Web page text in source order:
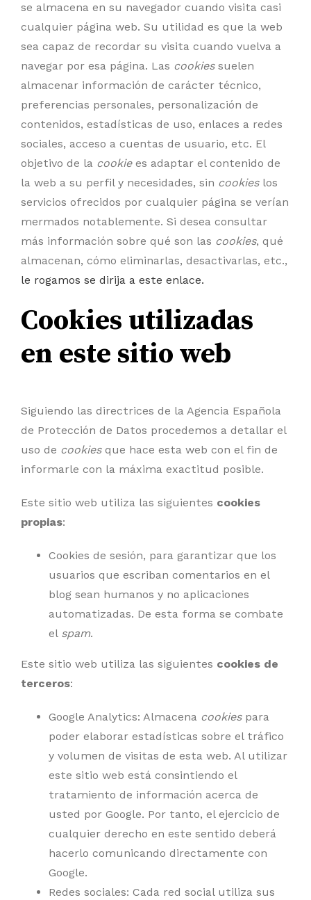
se almacena en su navegador cuando visita casi
cualquier página web. Su utilidad es que la web
sea capaz de recordar su visita cuando vuelva a
navegar por esa página. Las cookiessuelen
almacenar información de carácter técnico,
preferencias personales, personalización de
contenidos, estadísticas de uso, enlaces a redes
sociales, acceso a cuentas de usuario, etc. El
objetivo de la cookiees adaptar el contenido de
la web a su perfil y necesidades, sin cookieslos
servicios ofrecidos por cualquier página se verían
mermados notablemente. Si desea consultar
más información sobre qué son las cookies, qué
almacenan, cómo eliminarlas, desactivarlas, etc.,
le rogamos se dirija a este enlace.
Cookies utilizadas
en este sitio web
Siguiendo las directrices de la Agencia Española
de Protección de Datos procedemos a detallar el
uso de cookiesque hace esta web con el fin de
informarle con la máxima exactitud posible.
Este sitio web utiliza las siguientes cookies
propias:
Cookies de sesión, para garantizar que los
usuarios que escriban comentarios en el
blog sean humanos y no aplicaciones
automatizadas. De esta forma se combate
el spam.
Este sitio web utiliza las siguientes cookies de
terceros:
Google Analytics: Almacena cookiespara
poder elaborar estadísticas sobre el tráfico
y volumen de visitas de esta web. Al utilizar
este sitio web está consintiendo el
tratamiento de información acerca de
usted por Google. Por tanto, el ejercicio de
cualquier derecho en este sentido deberá
hacerlo comunicando directamente con
Google.
Redes sociales: Cada red social utiliza sus